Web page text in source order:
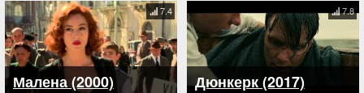
Малена (2000)
7.4
Дюнкерк (2017)
7.8